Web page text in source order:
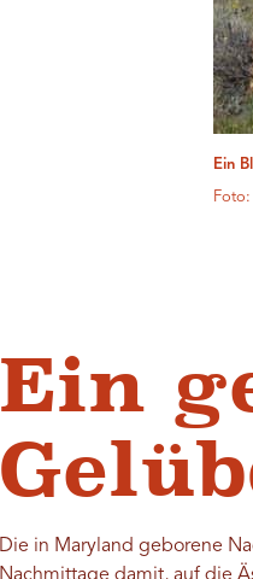
Ein
Foto:
Ein
Die in Maryland geborene